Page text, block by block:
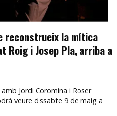
reconstrueix la mítica
Roig i Josep Pla, arriba a
Jordi Coromina i Roser
veure dissabte 9 de maig a